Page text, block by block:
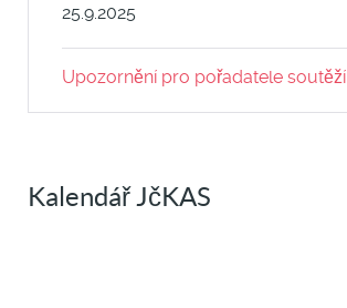
25.9.2025
Upozornění pro pořadatele soutěží
Kalendář JčKAS